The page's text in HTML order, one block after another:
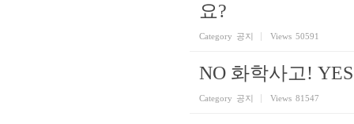
요?
Category 공지 Views 50591
NO 화학사고!
Category 공지 Views 81547